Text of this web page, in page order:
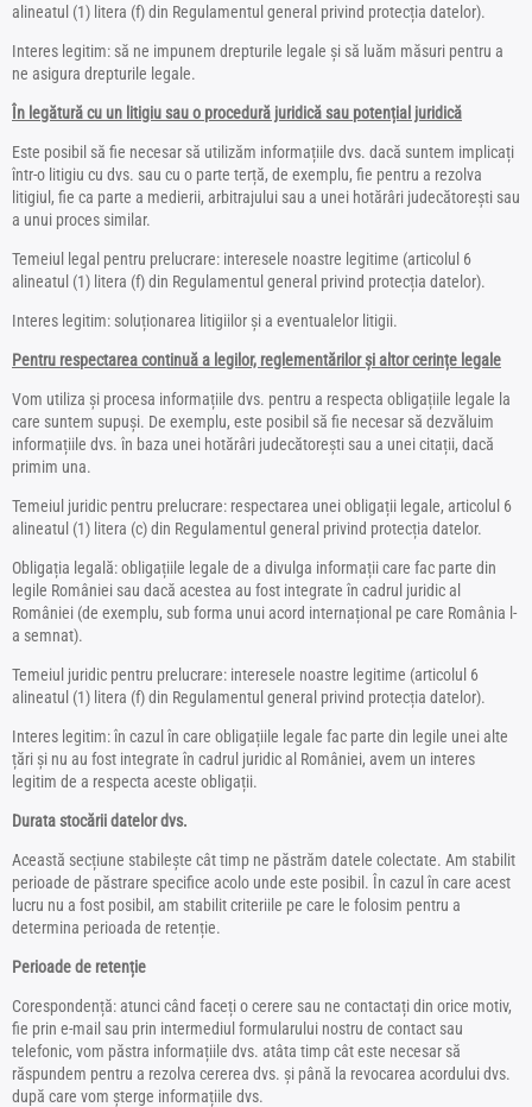
alineatul (1) litera (f) din Regulamentul general privind protecția datelor).
Interes legitim: să ne impunem drepturile legale și să luăm măsuri pentru a
ne asigura drepturile legale.
În legătură cu un litigiu sau o procedură juridică sau potențial juridică
Este posibil să fie necesar să utilizăm informațiile dvs. dacă suntem implicați
într-o litigiu cu dvs. sau cu o parte terță, de exemplu, fie pentru a rezolva
litigiul, fie ca parte a medierii, arbitrajului sau a unei hotărâri judecătorești sau
a unui proces similar.
Temeiul legal pentru prelucrare: interesele noastre legitime (articolul 6
alineatul (1) litera (f) din Regulamentul general privind protecția datelor).
Interes legitim: soluționarea litigiilor și a eventualelor litigii.
Pentru respectarea continuă a legilor, reglementărilor și altor cerințe legale
Vom utiliza și procesa informațiile dvs. pentru a respecta obligațiile legale la
care suntem supuși. De exemplu, este posibil să fie necesar să dezvăluim
informațiile dvs. în baza unei hotărâri judecătorești sau a unei citații, dacă
primim una.
Temeiul juridic pentru prelucrare: respectarea unei obligații legale, articolul 6
alineatul (1) litera (c) din Regulamentul general privind protecția datelor.
Obligația legală: obligațiile legale de a divulga informații care fac parte din
legile României sau dacă acestea au fost integrate în cadrul juridic al
României (de exemplu, sub forma unui acord internațional pe care România l-
a semnat).
Temeiul juridic pentru prelucrare: interesele noastre legitime (articolul 6
alineatul (1) litera (f) din Regulamentul general privind protecția datelor).
Interes legitim: în cazul în care obligațiile legale fac parte din legile unei alte
țări și nu au fost integrate în cadrul juridic al României, avem un interes
legitim de a respecta aceste obligații.
Durata stocării datelor dvs.
Această secțiune stabilește cât timp ne păstrăm datele colectate. Am stabilit
perioade de păstrare specifice acolo unde este posibil. În cazul în care acest
lucru nu a fost posibil, am stabilit criteriile pe care le folosim pentru a
determina perioada de retenție.
Perioade de retenție
Corespondență: atunci când faceți o cerere sau ne contactați din orice motiv,
fie prin e-mail sau prin intermediul formularului nostru de contact sau
telefonic, vom păstra informațiile dvs. atâta timp cât este necesar să
răspundem pentru a rezolva cererea dvs. și până la revocarea acordului dvs.
după care vom șterge informațiile dvs.